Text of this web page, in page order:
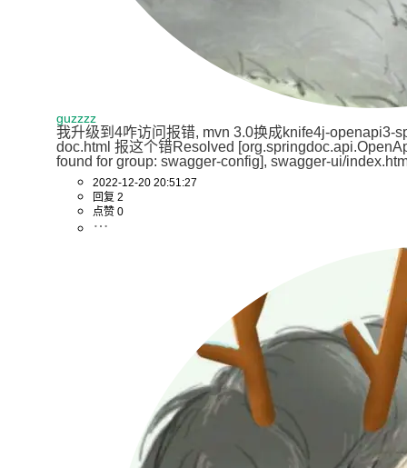
guzzzz
我升级到4咋访问报错, mvn 3.0换成knife4j-openapi3-
doc.html 报这个错Resolved
found for group: swagger-config], swagger-ui/
2022-12-20 20:51:27
回复 2
点赞 0